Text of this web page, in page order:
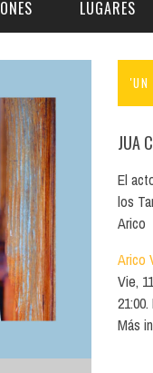
Norte
Santa
Islas
LUGARES
ARTE | MUSEOS
COMERCIO
'UN
JUA
El
los
Arico
Arico
Vie,
Más